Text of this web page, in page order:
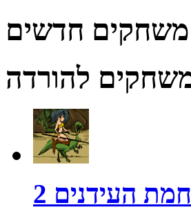
משחקים חדשים
להורדה
העידנים 2